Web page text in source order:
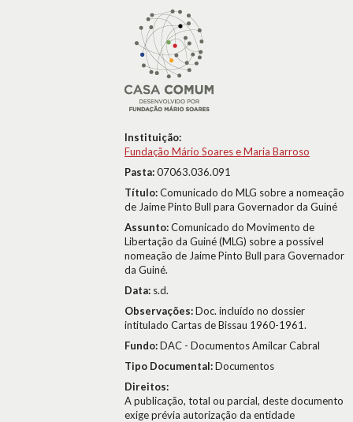
Instituição:
Fundação Mário Soares e Maria Barroso
Pasta:07063.036.091
Título:Comunicado do MLG sobre a nomeação
de Jaime Pinto Bull para Governador da Guiné
Assunto:Comunicado do Movimento de
Libertação da Guiné (MLG) sobre a possível
nomeação de Jaime Pinto Bull para Governador
da Guiné.
Data: s.d.
Observações:Doc. incluído no dossier
intitulado Cartas de Bissau 1960-1961.
Fundo:DAC - Documentos Amílcar Cabral
Tipo Documental:Documentos
Direitos:
A publicação, total ou parcial, deste documento
exige prévia autorização da entidade